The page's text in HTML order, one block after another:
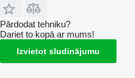
Pārdodat tehniku?
Dariet to kopā ar mums!
Izvietot sludinājumu